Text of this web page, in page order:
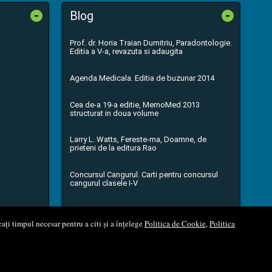
timpul necesar pentru a citi și a înțelegePolitica de Cookie,Politica
- Blog -
Prof. dr. Horia Traian Dumitriu, Paradontologie.
Editia a V-a, revazuta si adaugita
Agenda Medicala. Editia de buzunar 2014
Cea de-a 19-a editie, MemoMed 2013
structurat in doua volume
Larry L. Watts, Fereste-ma, Doamne, de
prieteni de la editura Rao
Concursul Cangurul. Carti pentru concursul
cangurul clasele I-V